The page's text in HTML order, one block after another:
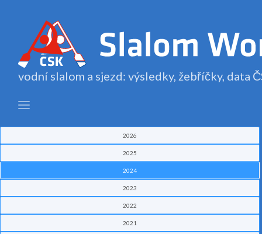
vodní slalom a sjezd: výsledky, žebříčky, data
2026
2025
2024
2023
2022
2021